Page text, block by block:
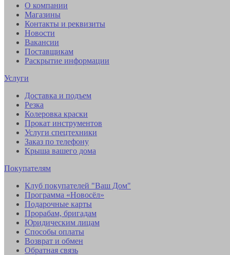
О компании
Магазины
Контакты и реквизиты
Новости
Вакансии
Поставщикам
Раскрытие информации
Услуги
Доставка и подъем
Резка
Колеровка краски
Прокат инструментов
Услуги спецтехники
Заказ по телефону
Крыша вашего дома
Покупателям
Клуб покупателей "Ваш Дом"
Программа «Новосёл»
Подарочные карты
Прорабам, бригадам
Юридическим лицам
Способы оплаты
Возврат и обмен
Обратная связь